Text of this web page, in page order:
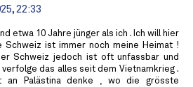
22:33
etwa 10 Jahre jünger als ich . Ich will hier
Schweiz ist immer noch meine Heimat !
Schweiz jedoch ist oft unfassbar und
verfolge das alles seit dem Vietnamkrieg .
an Palästina denke , wo die grösste